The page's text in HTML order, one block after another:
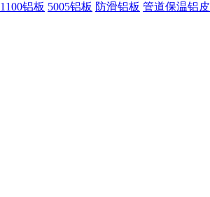
1100铝板 5005铝板 防滑铝板 管道保温铝皮